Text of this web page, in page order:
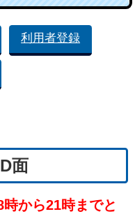
利用者登録
面
時から21時までと